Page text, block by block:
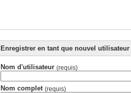
Enregistrer en tant que nouvel utilisateur
Nom d'utilisateur (requis)
Nom complet (requis)